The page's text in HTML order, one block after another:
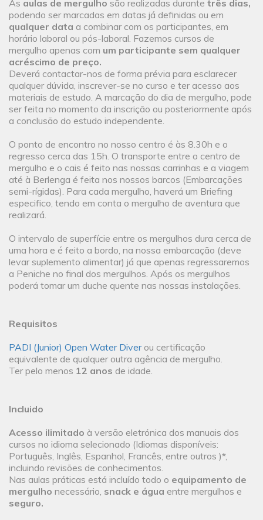
As aulas de mergulho são realizadas durante três dias,
podendo ser marcadas em datas já definidas ou em
qualquer data a combinar com os participantes, em
horário laboral ou pós-laboral. Fazemos cursos de
mergulho apenas com um participante sem qualquer
acréscimo de preço.
Deverá contactar-nos de forma prévia para esclarecer
qualquer dúvida, inscrever-se no curso e ter acesso aos
materiais de estudo. A marcação do dia de mergulho, pode
ser feita no momento da inscrição ou posteriormente após
a conclusão do estudo independente.
O ponto de encontro no nosso centro é às 8.30h e o
regresso cerca das 15h. O transporte entre o centro de
mergulho e o cais é feito nas nossas carrinhas e a viagem
até à Berlenga é feita nos nossos barcos (Embarcações
semi-rígidas). Para cada mergulho, haverá um Briefing
especifico, tendo em conta o mergulho de aventura que
realizará.
O intervalo de superfície entre os mergulhos dura cerca de
uma hora e é feito a bordo, na nossa embarcação (deve
levar suplemento alimentar) já que apenas regressaremos
a Peniche no final dos mergulhos. Após os mergulhos
poderá tomar um duche quente nas nossas instalações.
Requisitos
PADI (Junior) Open Water Diver ou certificação
equivalente de qualquer outra agência de mergulho.
Ter pelo menos 12 anos de idade.
Incluido
Acesso ilimitado à versão eletrónica dos manuais dos
cursos no idioma selecionado (Idiomas disponíveis:
Português, Inglês, Espanhol, Francês, entre outros )*,
incluindo revisões de conhecimentos.
Nas aulas práticas está incluído todo o equipamento de
mergulho necessário, snack e água entre mergulhos e
seguro.